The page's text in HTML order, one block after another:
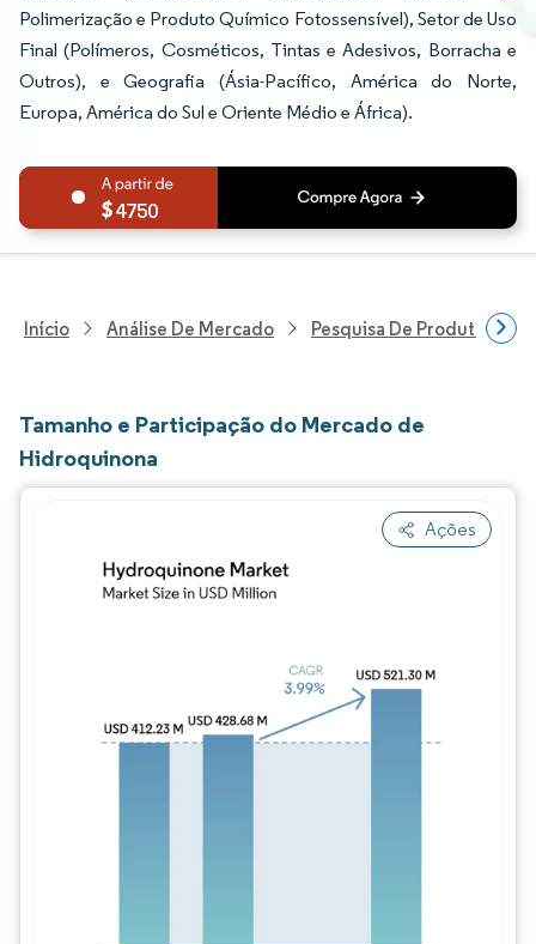
Polimerização e Produto Químico Fotossensível), Setor de Uso
Final (Polímeros, Cosméticos, Tintas e Adesivos, Borracha e
Outros), e Geografia (Ásia-Pacífico, América do Norte,
Europa, América do Sul e Oriente Médio e África).
4750
Início Análise De Mercado Pesquisa De Produtos
Tamanho e Participação do Mercado de
Hidroquinona
Ações